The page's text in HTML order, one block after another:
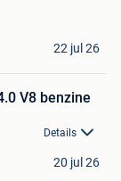
22 jul 26
V8 benzine
Details
20 jul 26